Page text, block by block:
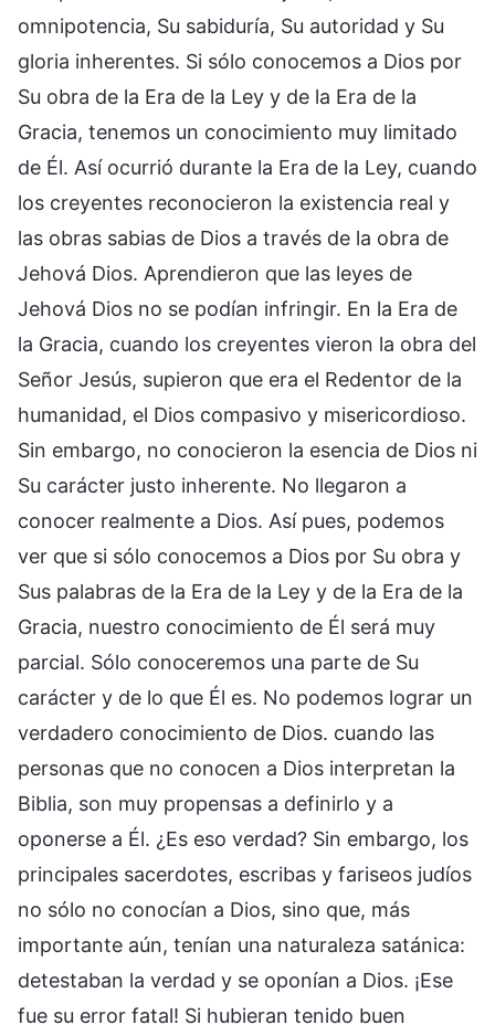
omnipotencia, Su sabiduría, Su autoridad y Su
gloria inherentes. Si sólo conocemos a Dios por
Su obra de la Era de la Ley y de la Era de la
Gracia, tenemos un conocimiento muy limitado
de Él. Así ocurrió durante la Era de la Ley, cuando
los creyentes reconocieron la existencia real y
las obras sabias de Dios a través de la obra de
Jehová Dios. Aprendieron que las leyes de
Jehová Dios no se podían infringir. En la Era de
la Gracia, cuando los creyentes vieron la obra del
Señor Jesús, supieron que era el Redentor de la
humanidad, el Dios compasivo y misericordioso.
Sin embargo, no conocieron la esencia de Dios ni
Su carácter justo inherente. No llegaron a
conocer realmente a Dios. Así pues, podemos
ver que si sólo conocemos a Dios por Su obra y
Sus palabras de la Era de la Ley y de la Era de la
Gracia, nuestro conocimiento de Él será muy
parcial. Sólo conoceremos una parte de Su
carácter y de lo que Él es. No podemos lograr un
verdadero conocimiento de Dios. cuando las
personas que no conocen a Dios interpretan la
Biblia, son muy propensas a definirlo y a
oponerse a Él. ¿Es eso verdad? Sin embargo, los
principales sacerdotes, escribas y fariseos judíos
no sólo no conocían a Dios, sino que, más
importante aún, tenían una naturaleza satánica:
detestaban la verdad y se oponían a Dios. ¡Ese
fue su error fatal! Si hubieran tenido buen